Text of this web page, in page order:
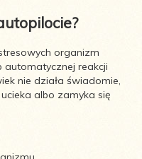
organizm
automatycznej reakcji
nie działa świadomie,
albo zamyka się